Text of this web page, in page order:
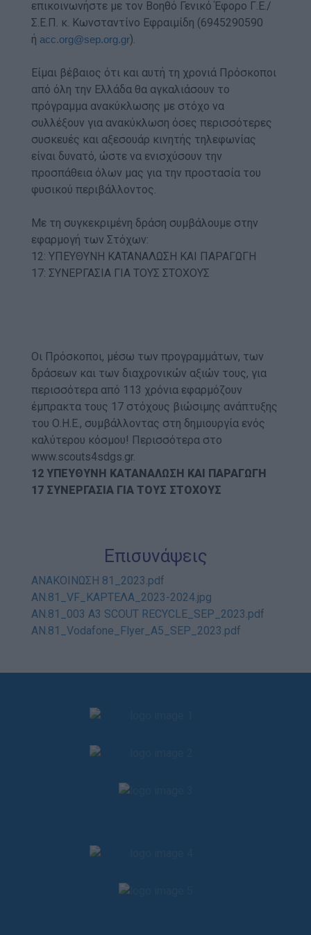
επικοινωνήστε με τον Βοηθό Γενικό Έφορο Γ.Ε./
Σ.Ε.Π. κ. Κωνσταντίνο Εφραιμίδη (6945290590
ή acc.org@sep.org.gr).
Είμαι βέβαιος ότι και αυτή τη χρονιά Πρόσκοποι
από όλη την Ελλάδα θα αγκαλιάσουν το
πρόγραμμα ανακύκλωσης με στόχο να
συλλέξουν για ανακύκλωση όσες περισσότερες
συσκευές και αξεσουάρ κινητής τηλεφωνίας
είναι δυνατό, ώστε να ενισχύσουν την
προσπάθεια όλων μας για την προστασία του
φυσικού περιβάλλοντος.
Με τη συγκεκριμένη δράση συμβάλουμε στην
εφαρμογή των Στόχων:
12: ΥΠΕΥΘΥΝΗ ΚΑΤΑΝΑΛΩΣΗ ΚΑΙ ΠΑΡΑΓΩΓΗ
17: ΣΥΝΕΡΓΑΣΙΑ ΓΙΑ ΤΟΥΣ ΣΤΟΧΟΥΣ
Οι Πρόσκοποι, μέσω των προγραμμάτων, των
δράσεων και των διαχρονικών αξιών τους, για
περισσότερα από 113 χρόνια εφαρμόζουν
έμπρακτα τους 17 στόχους βιώσιμης ανάπτυξης
του Ο.Η.Ε., συμβάλλοντας στη δημιουργία ενός
καλύτερου κόσμου! Περισσότερα στο
www.scouts4sdgs.gr.
12 ΥΠΕΥΘΥΝΗ ΚΑΤΑΝΑΛΩΣΗ ΚΑΙ ΠΑΡΑΓΩΓΗ
17 ΣΥΝΕΡΓΑΣΙΑ ΓΙΑ ΤΟΥΣ ΣΤΟΧΟΥΣ
Επισυνάψεις
ΑΝΑΚΟΙΝΩΣΗ 81_2023.pdf
ΑΝ.81_VF_ΚΑΡΤΕΛΑ_2023-2024.jpg
ΑΝ.81_003 A3 SCOUT RECYCLE_SEP_2023.pdf
ΑΝ.81_Vodafone_Flyer_A5_SEP_2023.pdf